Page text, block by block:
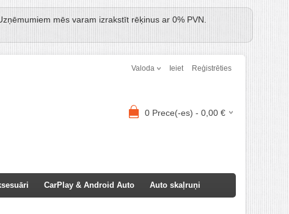
mēs varam izrakstīt rēķinus ar 0% PVN.
Valoda Ieiet Reģistrēties
0 Prece(-es) - 0,00 €
CarPlay & Android Auto Auto skaļruņi